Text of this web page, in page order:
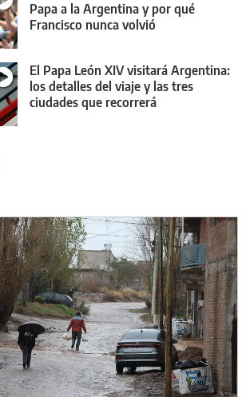
Papa a la Argentina y por qué
Francisco nunca volvió
El Papa León XIV visitará Argentina:
los detalles del viaje y las tres
ciudades que recorrerá